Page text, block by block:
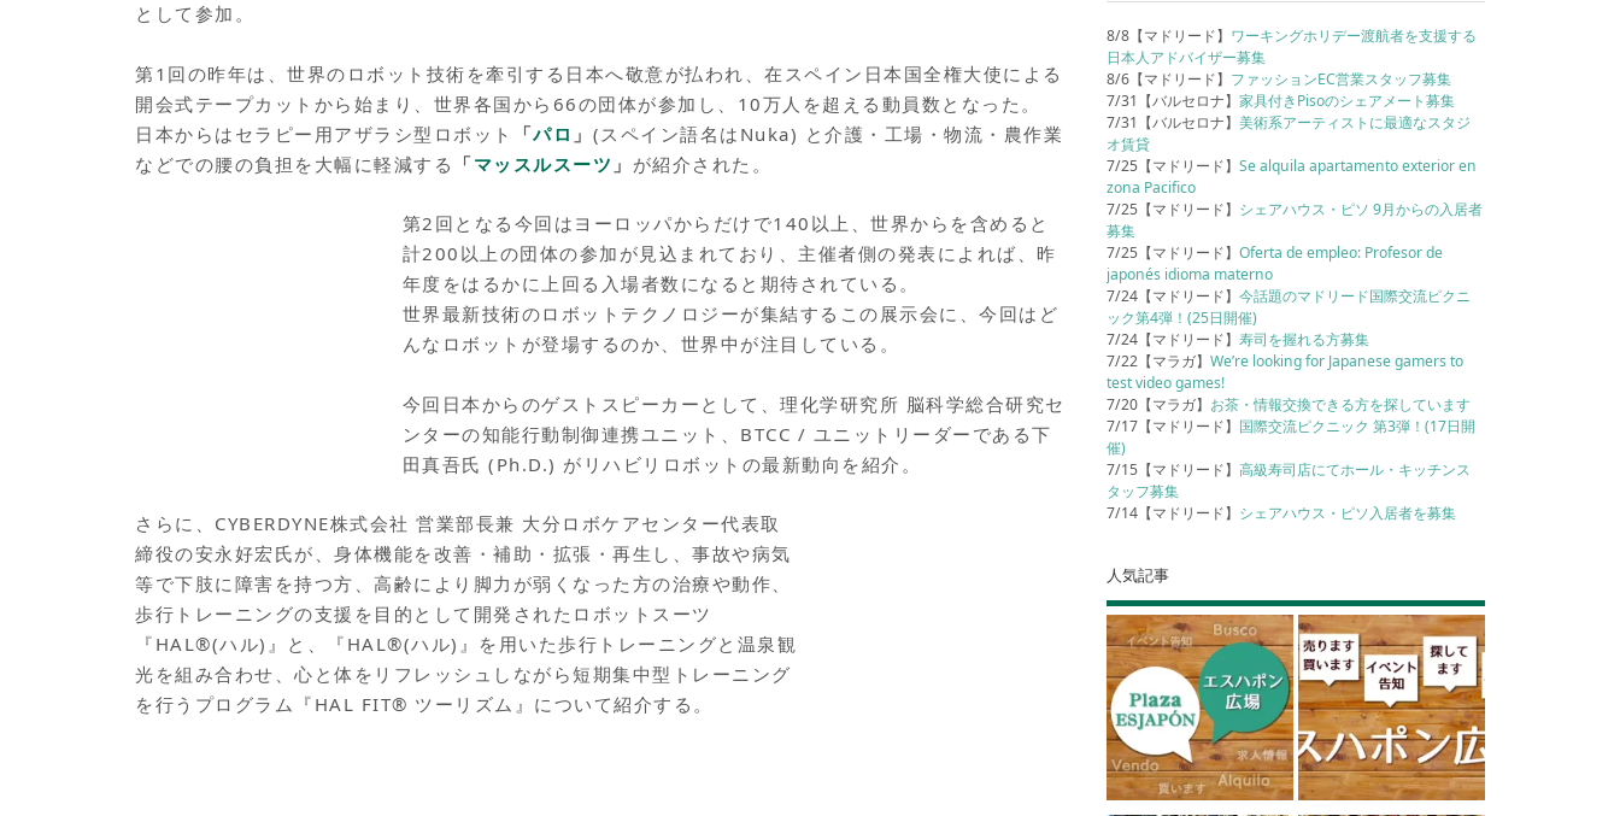
として参加。
第1回の昨年は、世界のロボット技術を牽引する日本へ敬意が払われ、在スペイン日本国全権大使による
開会式テープカットから始まり、世界各国から66の団体が参加し、10万人を超える動員数となった。
日本からはセラピー用アザラシ型ロボット
「パロ 」 (スペイン語名はNuka) と介護・工場・物流・農作業
などでの腰の負担を大幅に軽減する 「 マッスルスーツ 」 が紹介された。
第2回となる今回はヨーロッパからだけで140以上、世界からを含めると
計200以上の団体の参加が見込まれており、主催者側の発表によれば、昨
年度をはるかに上回る入場者数になると期待されている。
世界最新技術のロボットテクノロジーが集結するこの展示会に、今回はど
んなロボットが登場するのか、世界中が注目している。
今回日本からのゲストスピーカーとして、理化学研究所 脳科学総合研究セ
ンターの知能行動制御連携ユニット、BTCC / ユニットリーダーである下
田真吾氏 (Ph.D.) がリハビリロボットの最新動向を紹介。
さらに、CYBERDYNE株式会社 営業部長兼 大分ロボケアセンター代表取
締役の安永好宏氏が、身体機能を改善・補助・拡張・再生し、事故や病気
等で下肢に障害を持つ方、高齢により脚力が弱くなった方の治療や動作、
歩行トレーニングの支援を目的として開発されたロボットスーツ
『HAL®(ハル)』と、『HAL®(ハル)』を用いた歩行トレーニングと温泉観
光を組み合わせ、心と体をリフレッシュしながら短期集中型トレーニング
を行うプログラム『HAL FIT® ツーリズム』について紹介する。
8/8【マドリード】 ワーキングホリデー渡航者を支援する
日本人アドバイザー募集
8/6【マドリード】 ファッションEC営業スタッフ募集
7/31【バルセロナ】家具付きPisoのシェアメート募集
7/31【バルセロナ】美術系アーティストに最適なスタジ
オ賃貸
7/25【マドリード】Se alquila apartamento exterior en
zona Pacifico
7/25【マドリード】 シェアハウス・ピソ 9月からの入居者
募集
7/25【マドリード】Oferta de empleo: Profesor de
japonés idioma materno
7/24【マドリード】今話題のマドリード国際交流ピクニ
ック第4弾！(25日開催)
7/24【マドリード】寿司を握れる方募集
7/22【マラガ】We’re looking for Japanese gamers to
test video games!
7/20【マラガ】 お茶・情報交換できる方を探しています
7/17【マドリード】 国際交流ピクニック 第3弾！(17日開
催)
7/15【マドリード】高級寿司店にてホール・キッチンス
タッフ募集
7/14【マドリード】 シェアハウス・ピソ入居者を募集
人気記事